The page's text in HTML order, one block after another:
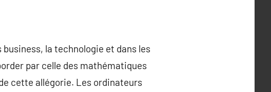
business, la technologie et dans les
par celle des mathématiques
cette allégorie. Les ordinateurs